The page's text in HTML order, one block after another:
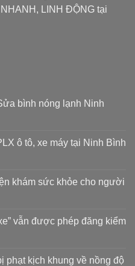
LINH ĐỘNG tại
bình nóng lạnh Ninh
ô tô, xe máy tại Ninh Bình
khám sức khỏe cho người
vẫn được phép đăng kiểm
phạt kịch khung về nồng độ